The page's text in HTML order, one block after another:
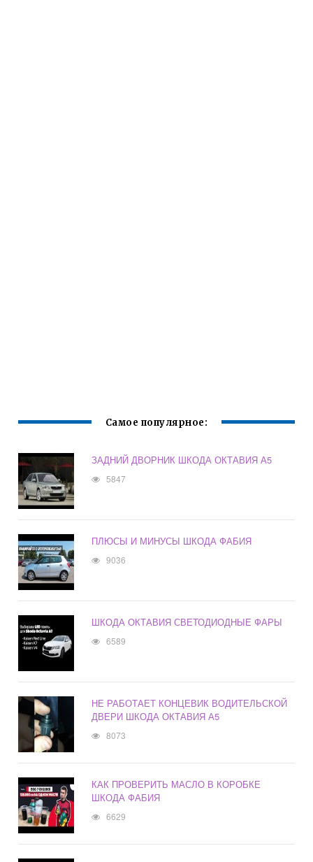
Самое популярное:
ЗАДНИЙ ДВОРНИК ШКОДА ОКТАВИЯ А5
5847
ПЛЮСЫ И МИНУСЫ ШКОДА ФАБИЯ
9036
ШКОДА ОКТАВИЯ СВЕТОДИОДНЫЕ ФАРЫ
6589
НЕ РАБОТАЕТ КОНЦЕВИК ВОДИТЕЛЬСКОЙ
ДВЕРИ ШКОДА ОКТАВИЯ А5
8073
КАК ПРОВЕРИТЬ МАСЛО В КОРОБКЕ
ШКОДА ФАБИЯ
6629